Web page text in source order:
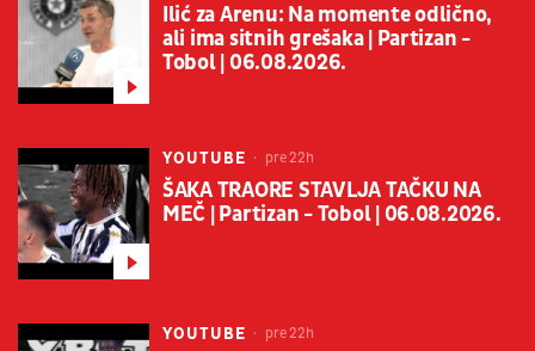
Ilić za Arenu: Na momente odlično,
ali ima sitnih grešaka | Partizan -
Tobol | 06.08.2026.
YOUTUBE pre 22h
ŠAKA TRAORE STAVLJA TAČKU NA
MEČ | Partizan - Tobol | 06.08.2026.
YOUTUBE pre 22h